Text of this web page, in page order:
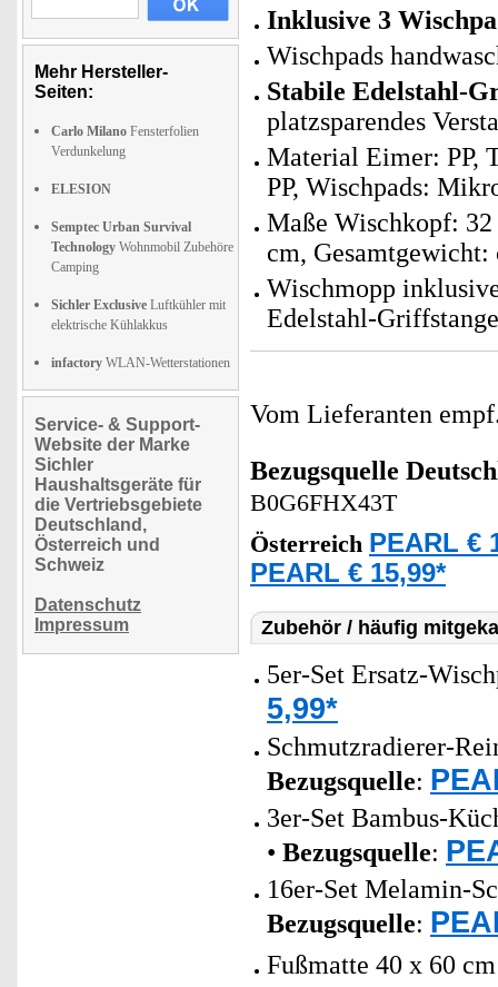
Mehr Hersteller-
Seiten:
Carlo Milano Fensterfolien
Verdunkelung
ELESION
Semptec Urban Survival
Technology Wohnmobil Zubehöre
Camping
Sichler Exclusive Luftkühler mit
elektrische Kühlakkus
infactory WLAN-Wetterstationen
Service- & Support-
Website der Marke
Sichler
Haushaltsgeräte für
die Vertriebsgebiete
Deutschland,
Österreich und
Schweiz
Datenschutz
Impressum
Inklusive 3
Wischpads
Stabile Edelstahl-
platzsparendes
Material Eimer: PP,
PP, Wischpads:
Maße Wischkopf:
cm, Gesamtgewicht:
Wischmopp
Edelstahl-
Vom Lieferanten
Bezugsquelle
B0G6FHX43T
Österreich PEARL €
PEARL € 15,99*
Zubehör / häufig
5er-Set Ersatz-
5,99*
Schmutzradierer-
Bezugsquelle:
3er-Set Bambus-
• Bezugsquelle:
16er-Set Melamin-
Bezugsquelle:
Fußmatte 40 x 60